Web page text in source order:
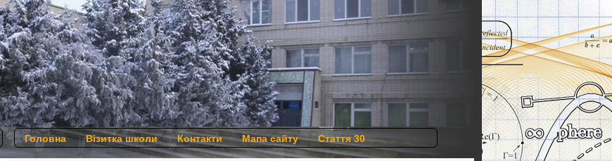
Головна Візитка школи Контакти Мапа сайту Стаття 30